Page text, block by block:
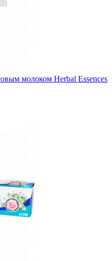
молоком Herbal Essences